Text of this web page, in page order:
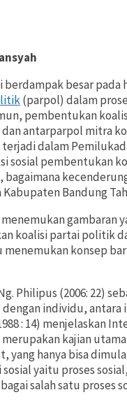
besar pada
(parpol) dalam
pembentukan
antarparpol mitra
dalam
sosial pembentukan
bagaimana
Bandung
gambaran
koalisi partai politik
konsep
Philipus (2006: 22)
individu,
: 14) menjelaskan
kajian
hanya bisa
yaitu proses
salah satu proses